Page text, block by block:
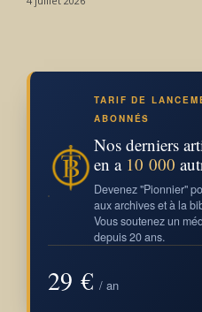
TARIF DE
ABONNÉS
Nos derniers
en a 10 000
Devenez "Pionnier"
aux archives et à la
Vous soutenez un
depuis 20 ans.
29 € / an